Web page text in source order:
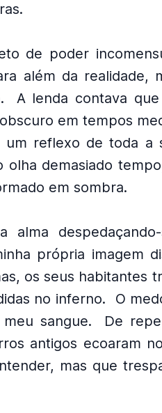
de poder
além da realidade,
A lenda contava
em tempos
um reflexo de toda a
olha demasiado
em sombra.
alma
própria imagem
os seus habitantes
no inferno.
O
sangue.
De
antigos ecoaram
mas que